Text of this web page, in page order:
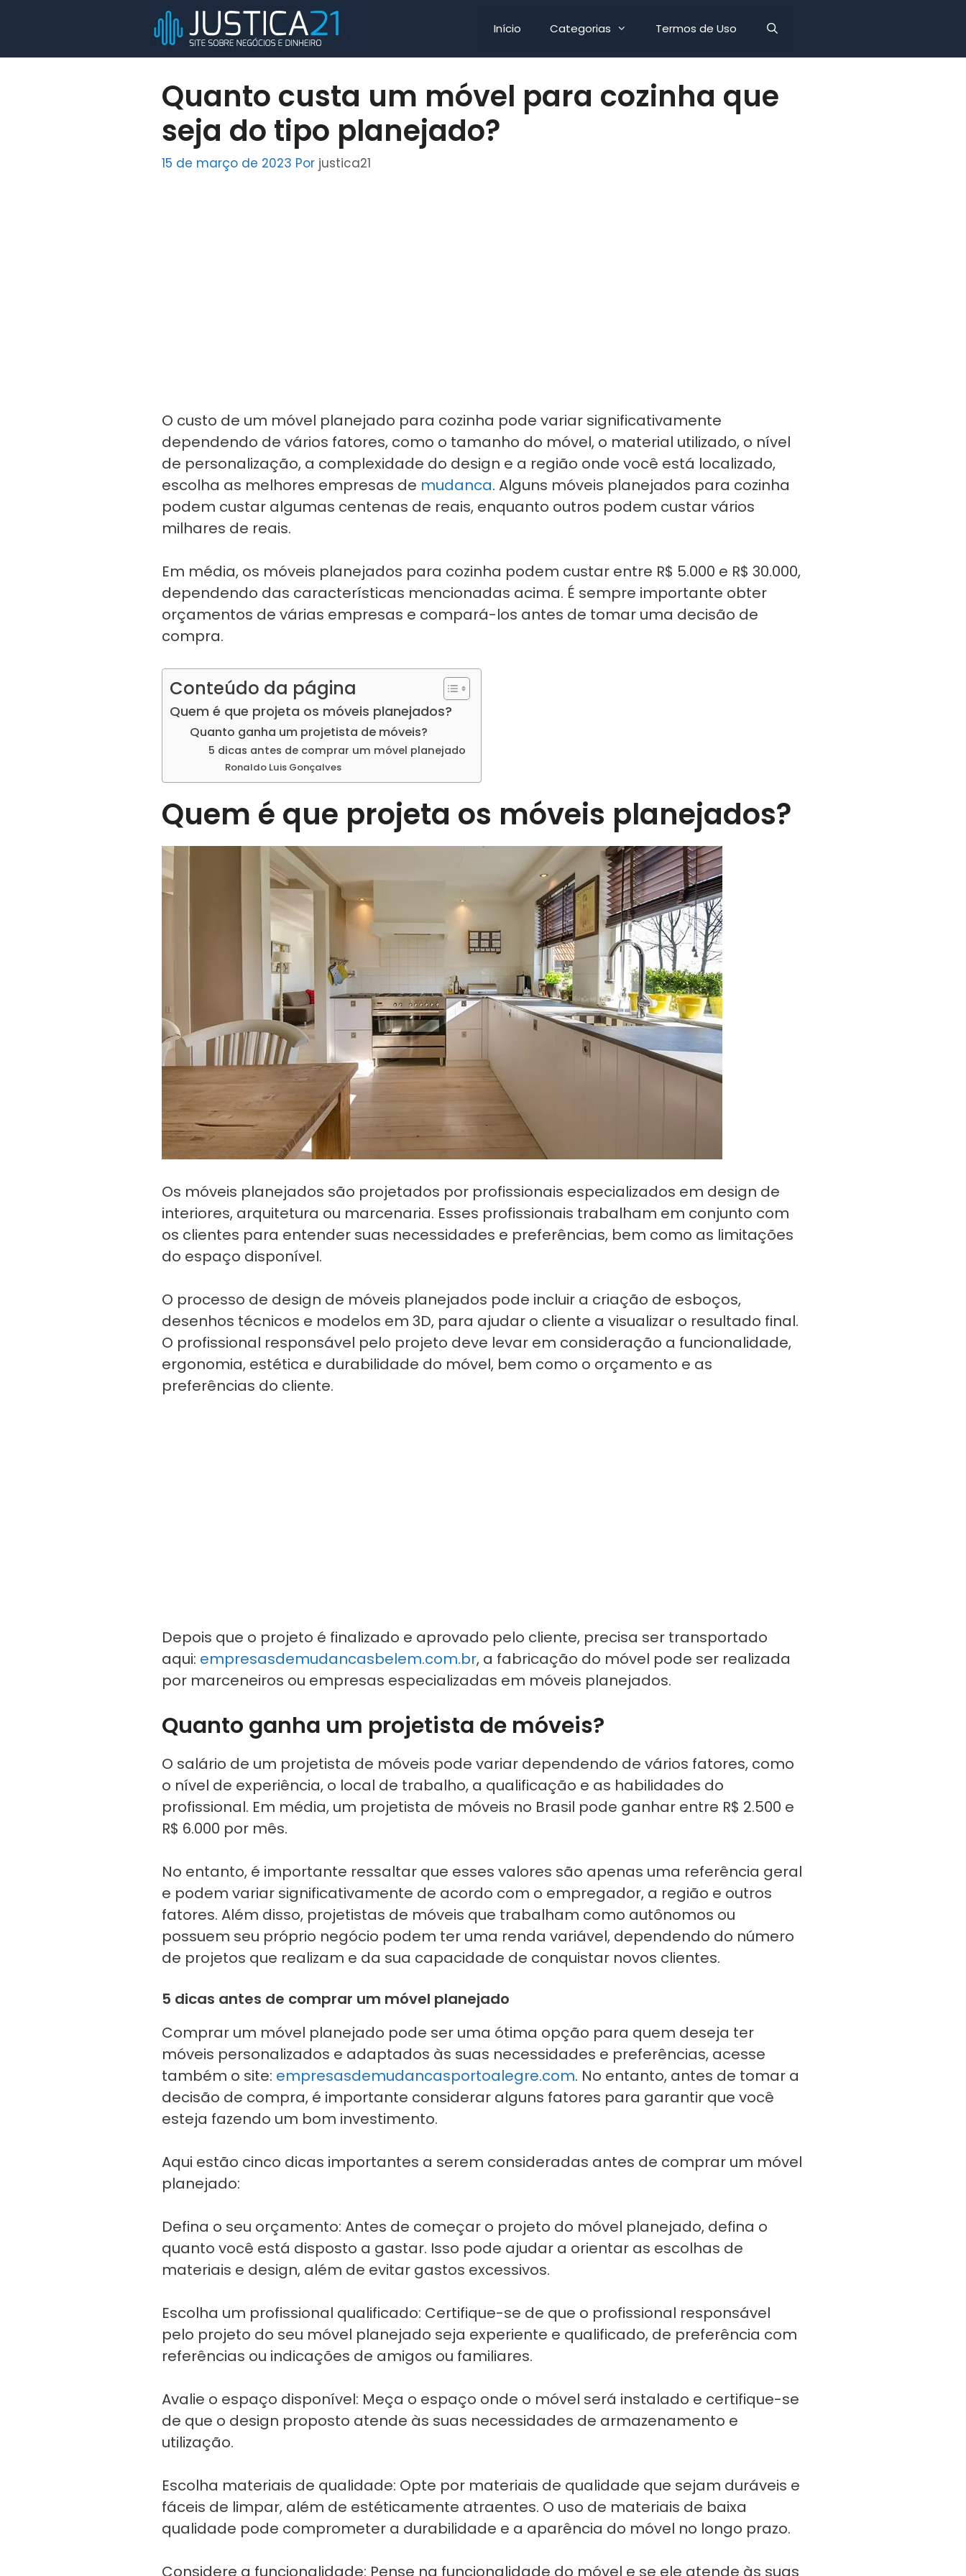
o
Início Categorias Termos de Uso
Quanto custa um móvel para cozinha que
seja do tipo planejado?
15 de março de 2023 Por justica21
O custo de um móvel planejado para cozinha pode variar significativamente
dependendo de vários fatores, como o tamanho do móvel, o material utilizado, o nível
de personalização, a complexidade do design e a região onde você está localizado,
escolha as melhores empresas de mudanca. Alguns móveis planejados para cozinha
podem custar algumas centenas de reais, enquanto outros podem custar vários
milhares de reais.
Em média, os móveis planejados para cozinha podem custar entre R$ 5.000 e R$ 30.000,
dependendo das características mencionadas acima. É sempre importante obter
orçamentos de várias empresas e compará-los antes de tomar uma decisão de
compra.
Conteúdo da página
Quem é que projeta os móveis planejados?
Quanto ganha um projetista de móveis?
5 dicas antes de comprar um móvel planejado
Ronaldo Luis Gonçalves
Quem é que projeta os móveis planejados?
Os móveis planejados são projetados por profissionais especializados em design de
interiores, arquitetura ou marcenaria. Esses profissionais trabalham em conjunto com
os clientes para entender suas necessidades e preferências, bem como as limitações
do espaço disponível.
O processo de design de móveis planejados pode incluir a criação de esboços,
desenhos técnicos e modelos em 3D, para ajudar o cliente a visualizar o resultado final.
O profissional responsável pelo projeto deve levar em consideração a funcionalidade,
ergonomia, estética e durabilidade do móvel, bem como o orçamento e as
preferências do cliente.
Depois que o projeto é finalizado e aprovado pelo cliente, precisa ser transportado
aqui: empresasdemudancasbelem.com.br, a fabricação do móvel pode ser realizada
por marceneiros ou empresas especializadas em móveis planejados.
Quanto ganha um projetista de móveis?
O salário de um projetista de móveis pode variar dependendo de vários fatores, como
o nível de experiência, o local de trabalho, a qualificação e as habilidades do
profissional. Em média, um projetista de móveis no Brasil pode ganhar entre R$ 2.500 e
R$ 6.000 por mês.
No entanto, é importante ressaltar que esses valores são apenas uma referência geral
e podem variar significativamente de acordo com o empregador, a região e outros
fatores. Além disso, projetistas de móveis que trabalham como autônomos ou
possuem seu próprio negócio podem ter uma renda variável, dependendo do número
de projetos que realizam e da sua capacidade de conquistar novos clientes.
5 dicas antes de comprar um móvel planejado
Comprar um móvel planejado pode ser uma ótima opção para quem deseja ter
móveis personalizados e adaptados às suas necessidades e preferências, acesse
também o site: empresasdemudancasportoalegre.com. No entanto, antes de tomar a
decisão de compra, é importante considerar alguns fatores para garantir que você
esteja fazendo um bom investimento.
Aqui estão cinco dicas importantes a serem consideradas antes de comprar um móvel
planejado:
Defina o seu orçamento: Antes de começar o projeto do móvel planejado, defina o
quanto você está disposto a gastar. Isso pode ajudar a orientar as escolhas de
materiais e design, além de evitar gastos excessivos.
Escolha um profissional qualificado: Certifique-se de que o profissional responsável
pelo projeto do seu móvel planejado seja experiente e qualificado, de preferência com
referências ou indicações de amigos ou familiares.
Avalie o espaço disponível: Meça o espaço onde o móvel será instalado e certifique-se
de que o design proposto atende às suas necessidades de armazenamento e
utilização.
Escolha materiais de qualidade: Opte por materiais de qualidade que sejam duráveis e
fáceis de limpar, além de estéticamente atraentes. O uso de materiais de baixa
qualidade pode comprometer a durabilidade e a aparência do móvel no longo prazo.
Considere a funcionalidade: Pense na funcionalidade do móvel e se ele atende às suas